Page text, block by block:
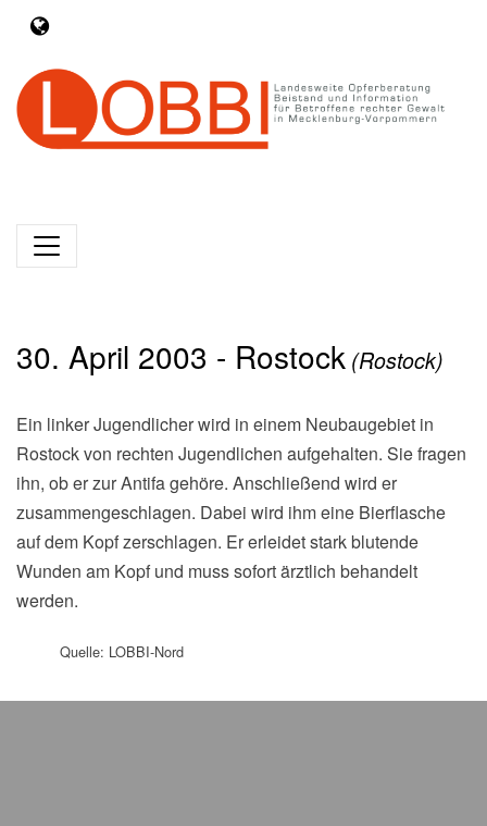
30. April 2003 - Rostock (Rostock)
Ein linker Jugendlicher wird in einem Neubaugebiet in
Rostock von rechten Jugendlichen aufgehalten. Sie fragen
ihn, ob er zur Antifa gehöre. Anschließend wird er
zusammengeschlagen. Dabei wird ihm eine Bierflasche
auf dem Kopf zerschlagen. Er erleidet stark blutende
Wunden am Kopf und muss sofort ärztlich behandelt
werden.
Quelle: LOBBI-Nord